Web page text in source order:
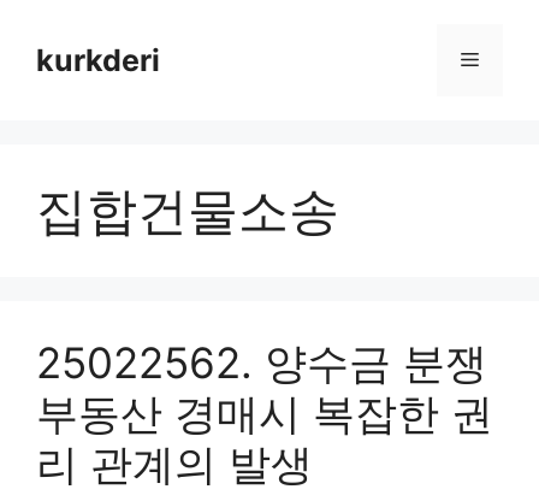
contentkurkderi Menu
집합건물소송
25022562. 양수금 분쟁
부동산 경매시 복잡한 권
리 관계의 발생